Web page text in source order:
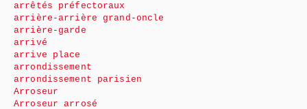
arrêtés préfectoraux
arrière-arrière grand-oncle
arrière-garde
arrivé
arrive place
arrondissement
arrondissement parisien
Arroseur
Arroseur arrosé